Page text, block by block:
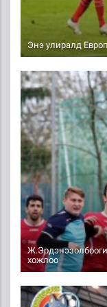
Энэ улиралд
хожлоо